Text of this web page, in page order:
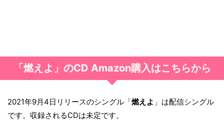
「燃えよ」のCD Amazon購入はこちらから
2021年9月4日リリースのシングル「燃えよ 」は配信シングル
です。収録されるCDは未定です。